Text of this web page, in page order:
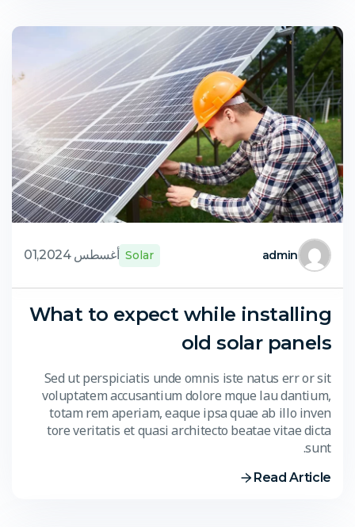
admin
Solar أغسطس 01,2024
What to expect while installing
old solar panels
Sed ut perspiciatis unde omnis iste natus err or sit
voluptatem accusantium dolore mque lau dantium,
totam rem aperiam, eaque ipsa quae ab illo inven
tore veritatis et quasi architecto beatae vitae dicta
sunt.
Read Article